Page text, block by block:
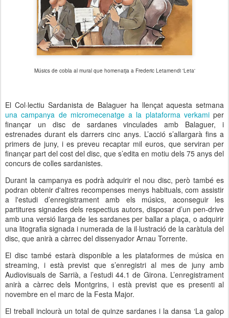
Músics de cobla al mural que homenatja a Frederic Letamendi 'Leta'
El Col·lectiu Sardanista de Balaguer ha llençat aquesta setmana
una campanya de micromecenatge a la plataforma verkamiper
finançar un disc de sardanes vinculades amb Balaguer, i
estrenades durant els darrers cinc anys. L’acció s’allargarà fins a
primers de juny, i es preveu recaptar mil euros, que serviran per
finançar part del cost del disc, que s’edita en motiu dels 75 anys del
concurs de colles sardanistes.
Durant la campanya es podrà adquirir el nou disc, però també es
podran obtenir d'altres recompenses menys habituals, com assistir
a l'estudi d’enregistrament amb els músics, aconseguir les
partitures signades dels respectius autors, disposar d’un pen-drive
amb una versió llarga de les sardanes per ballar a plaça, o adquirir
una litografia signada i numerada de la il·lustració de la caràtula del
disc, que anirà a càrrec del dissenyador Arnau Torrente.
El disc també estarà disponible a les plataformes de música en
streaming, i està previst que s’enregistri al mes de juny amb
Audiovisuals de Sarrià, a l’estudi 44.1 de Girona. L’enregistrament
anirà a càrrec dels Montgrins, i està previst que es presenti al
novembre en el marc de la Festa Major.
El treball inclourà un total de quinze sardanes i la dansa ‘La galop